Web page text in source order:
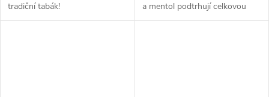
tradiční tabák!
a mentol podtrhují celkovou
kompozici.